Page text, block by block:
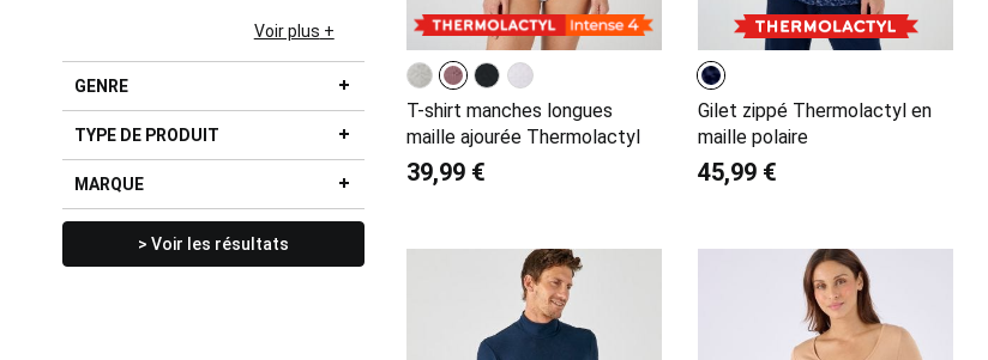
T-shirt manches longues
maille ajourée Thermolactyl
39,99 €
Gilet zippé Thermolactyl en
maille polaire
45,99 €
Voir plus
GENRE
TYPE DE PRODUIT
MARQUE
> Voir les résultats